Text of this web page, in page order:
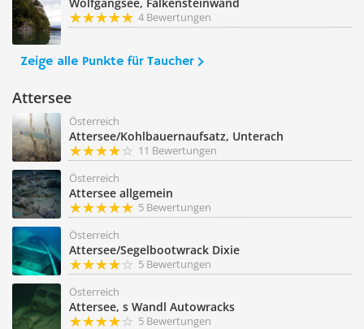
4 Bewertungen
Zeige alle Punkte für Taucher
Attersee
Österreich
Attersee/Kohlbauernaufsatz, Unterach
11 Bewertungen
Österreich
Attersee allgemein
5 Bewertungen
Österreich
Attersee/Segelbootwrack Dixie
5 Bewertungen
Österreich
Attersee, s Wandl Autowracks
5 Bewertungen